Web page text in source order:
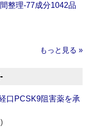
整理‐77成分1042品
もっと見る »
口PCSK9阻害薬を承